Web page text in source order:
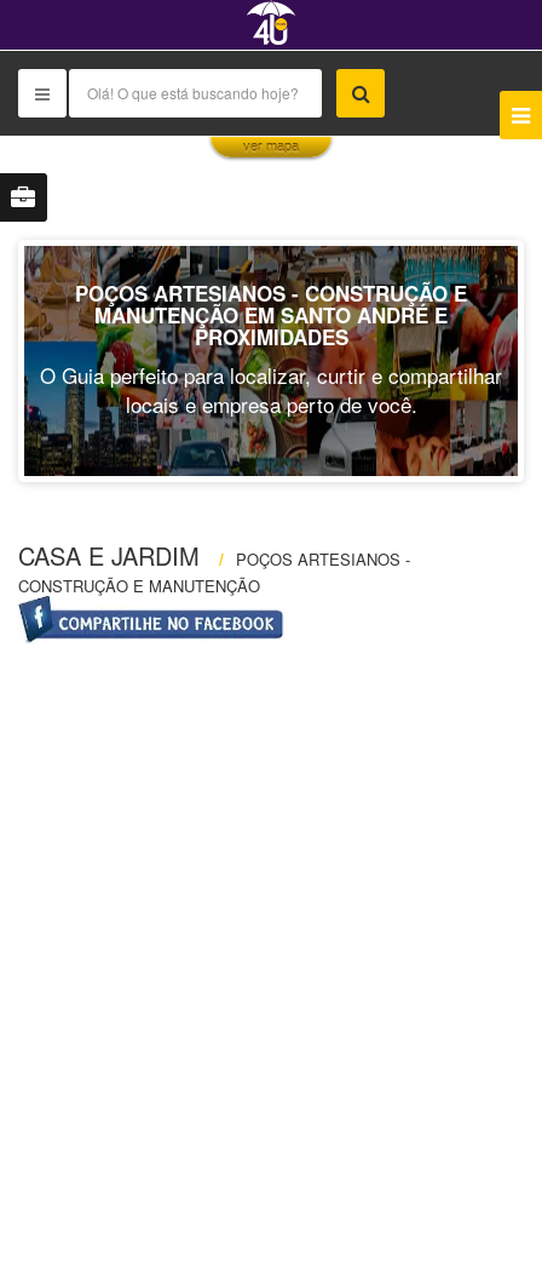
ver mapa
POÇOS ARTESIANOS - CONSTRUÇÃO E
MANUTENÇÃO EM SANTO ANDRÉ E
PROXIMIDADES
O Guia perfeito para localizar, curtir e compartilhar
locais e empresa perto de você.
CASA E JARDIM / POÇOS ARTESIANOS -
CONSTRUÇÃO E MANUTENÇÃO